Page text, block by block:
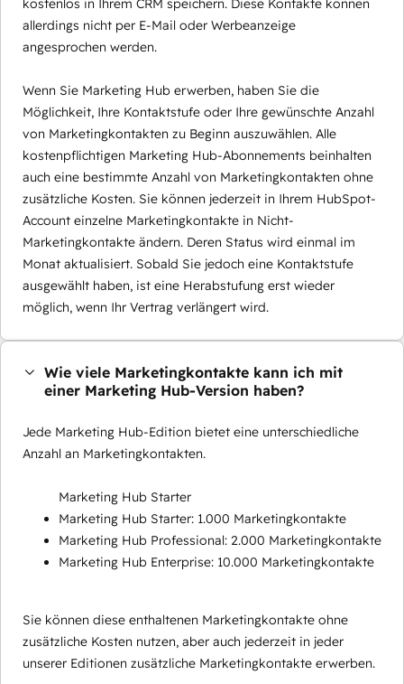
kostenlos in Ihrem CRM speichern. Diese Kontakte können
allerdings nicht per E-Mail oder Werbeanzeige
angesprochen werden.
Wenn Sie Marketing Hub erwerben, haben Sie die
Möglichkeit, Ihre Kontaktstufe oder Ihre gewünschte Anzahl
von Marketingkontakten zu Beginn auszuwählen. Alle
kostenpflichtigen Marketing Hub-Abonnements beinhalten
auch eine bestimmte Anzahl von Marketingkontakten ohne
zusätzliche Kosten. Sie können jederzeit in Ihrem HubSpot-
Account einzelne Marketingkontakte in Nicht-
Marketingkontakte ändern. Deren Status wird einmal im
Monat aktualisiert. Sobald Sie jedoch eine Kontaktstufe
ausgewählt haben, ist eine Herabstufung erst wieder
möglich, wenn Ihr Vertrag verlängert wird.
Wie viele Marketingkontakte kann ich mit
einer Marketing Hub-Version haben?
Jede Marketing Hub-Edition bietet eine unterschiedliche
Anzahl an Marketingkontakten.
Marketing Hub Starter
Marketing Hub Starter: 1.000 Marketingkontakte
Marketing Hub Professional: 2.000 Marketingkontakte
Marketing Hub Enterprise: 10.000 Marketingkontakte
Sie können diese enthaltenen Marketingkontakte ohne
zusätzliche Kosten nutzen, aber auch jederzeit in jeder
unserer Editionen zusätzliche Marketingkontakte erwerben.